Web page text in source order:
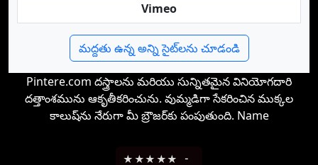
Vimeo
మద్దతు ఉన్న అన్ని సైట్‌లను చూడండి
Pintere.com దస్త్రాలను మరియు సున్నితమైన వినియోగదారి
దత్తాంశమును ఆకృతీకరించును. వుమ్మడిగా సేకరించిన ముక్కల
కాలుష్‌ను నేరుగా మీ బ్రౌజర్‌కు పంపుతుంది. Name
★ ★★ ★★ -